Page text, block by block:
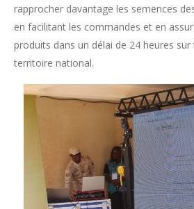
rapprocher davantage les semences
en facilitant les commandes et en
produits dans un délai de 24 heures sur
territoire national.